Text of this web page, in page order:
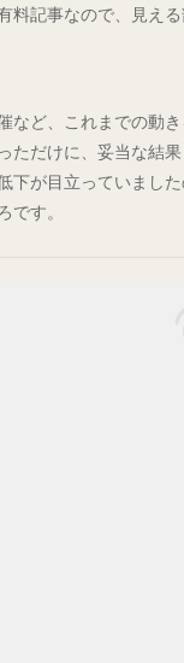
料記事なので、見え
など、これまでの動
ただけに、妥当な結
下が目立っていまし
です。